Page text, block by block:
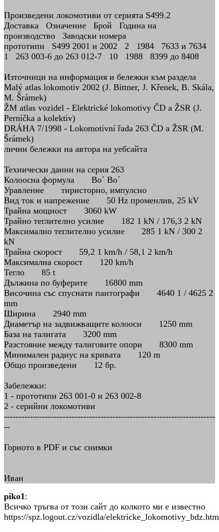
Произведени локомотиви от серията S499.2
Доставка Означение Брой Година на
производство Заводски номера
прототипи S499 2001 и 2002 2 1984 7633 и 7634
1 263 003-6 до 263 012-7 10 1988 8399 до 8408
Източници на информация и бележки към раздела
Malý atlas lokomotiv 2002 (J. Bittner, J. Křenek, B. Skála,
M. Šrámek)
ŽM atlas vozidel - Elektrické lokomotivy ČD a ŽSR (J.
Pernička a kolektiv)
DRÁHA 7/1998 - Lokomotivní řada 263 ČD a ŽSR (M.
Šrámek)
лични бележки на автора на уебсайта
Технически данни на серия 263
Колоосна формула Bo´ Bo´
Уравление тиристорно, импулсно
Вид ток и напрежение 50 Hz променлив, 25 kV
Трайна мощност 3060 kW
Трайно теглително усилие 182 1 kN / 176,3 2 kN
Максимално теглително усилие 285 1 kN / 300 2
kN
Трайна скорост 59,2 1 km/h / 58,1 2 km/h
Максимална скорост 120 km/h
Тегло 85 t
Дължина по буферите 16800 mm
Височина със спуснати пантографи 4640 1 / 4625 2
mm
Ширина 2940 mm
Диаметър на задвижващите колооси 1250 mm
База на талигата 3200 mm
Разстояние между талиговите опори 8300 mm
Минимален радиус на кривата 120 m
Общо произведени 12 бр.
Забележки:
1 - прототипи 263 001-0 и 263 002-8
2 - серийни локомотиви
------------------------------------------------------------------------
--
Горното в PDF и със снимки
Иван
piko1:
Всичко тръгва от този сайт до колкото ми е известно
https://spz.logout.cz/vozidla/